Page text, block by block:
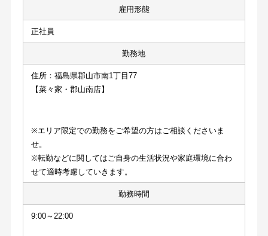
雇用形態
正社員
勤務地
住所：福島県郡山市南1丁目77
【菜々家・郡山南店】
※エリア限定での勤務をご希望の方はご相談くださいま
せ。
※転勤などに関してはご自身の生活状況や家庭環境に合わ
せて適時考慮していきます。
勤務時間
9:00～22:00